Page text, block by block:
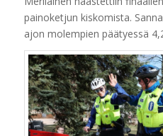
painoketjun kiskomista.
ajon molempien päätyessä